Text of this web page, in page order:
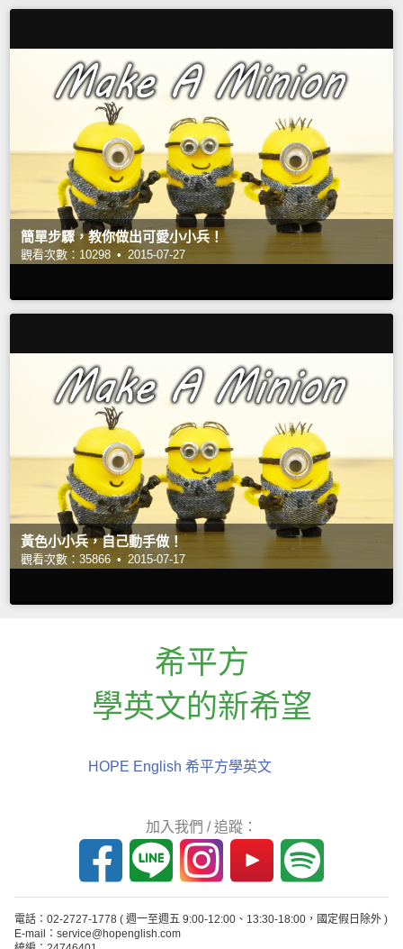
簡單步驟，教你做出可愛小小兵！
觀看次數：10298 • 2015-07-27
黃色小小兵，自己動手做！
觀看次數：35866 • 2015-07-17
希平方
學英文的新希望
HOPE English 希平方學英文
加入我們 / 追蹤：
電話：02-2727-1778 ( 週一至週五 9:00-12:00、13:30-18:00，國定假日除外 )
E-mail：service@hopenglish.com